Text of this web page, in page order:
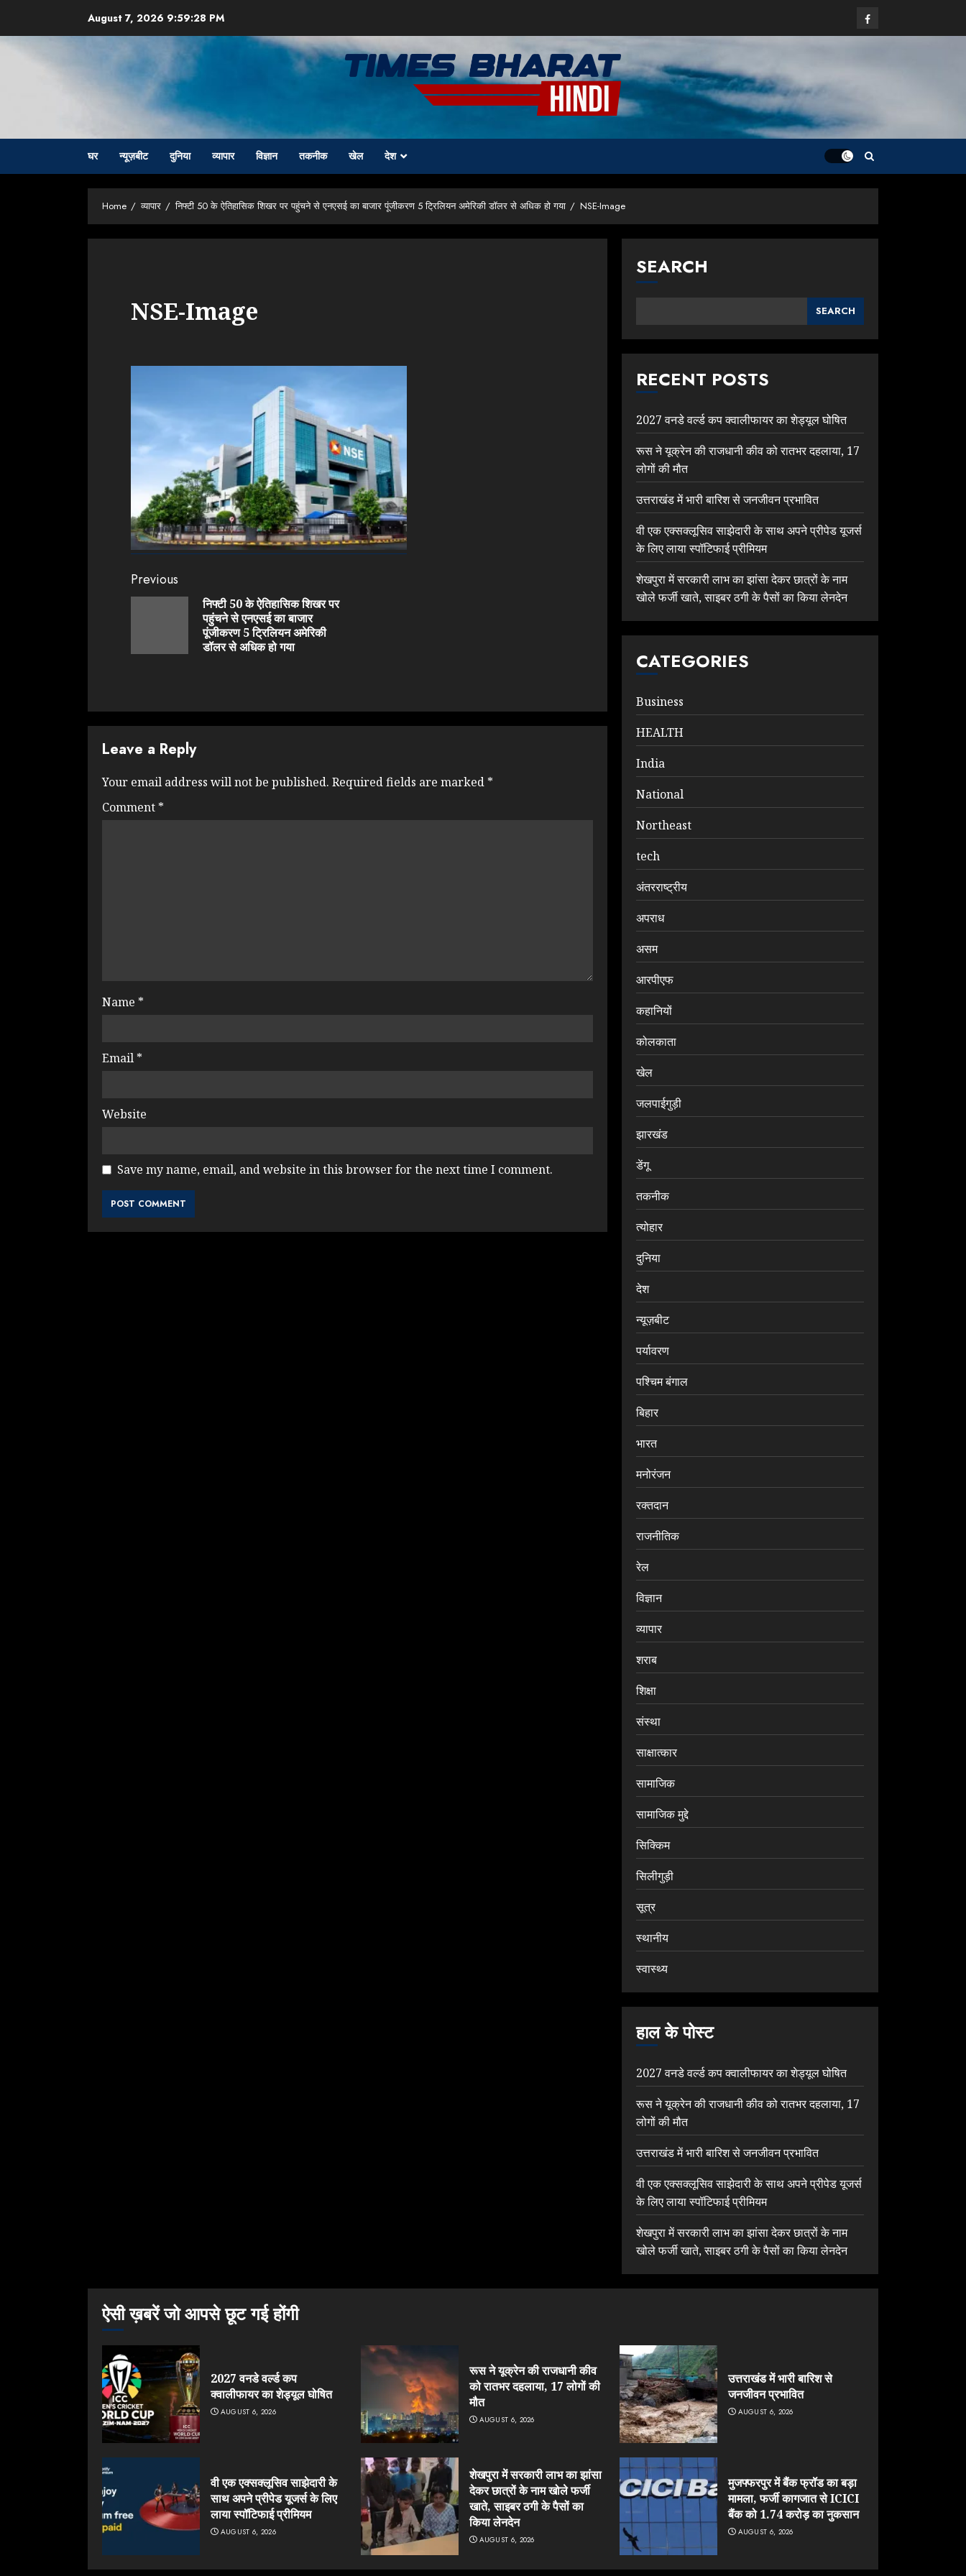
content
August 7, 2026 9:59:29 PM Facebook
घर न्यूज़बीट दुनिया व्यापार विज्ञान तकनीक खेल देश
Home व्यापार निफ्टी 50 के ऐतिहासिक शिखर पर पहुंचने से एनएसई का बाजार पूंजीकरण 5 ट्रिलियन अमेरिकी डॉलर से अधिक हो गया NSE-Image
NSE-Image
Continue
Reading
Previous
निफ्टी 50 के ऐतिहासिक शिखर पर
पहुंचने से एनएसई का बाजार
पूंजीकरण 5 ट्रिलियन अमेरिकी
डॉलर से अधिक हो गया
Leave a Reply
Your email address will not be published. Required fields are marked *
Comment *
Name *
Email *
Website
Save my name, email, and website in this browser for the next time I comment.
SEARCH
SEARCH
RECENT POSTS
2027 वनडे वर्ल्ड कप क्वालीफायर का शेड्यूल घोषित
रूस ने यूक्रेन की राजधानी कीव को रातभर दहलाया, 17
लोगों की मौत
उत्तराखंड में भारी बारिश से जनजीवन प्रभावित
वी एक एक्सक्लूसिव साझेदारी के साथ अपने प्रीपेड यूजर्स
के लिए लाया स्पॉटिफाई प्रीमियम
शेखपुरा में सरकारी लाभ का झांसा देकर छात्रों के नाम
खोले फर्जी खाते, साइबर ठगी के पैसों का किया लेनदेन
CATEGORIES
Business
HEALTH
India
National
Northeast
tech
अंतरराष्ट्रीय
अपराध
असम
आरपीएफ
कहानियों
कोलकाता
खेल
जलपाईगुड़ी
झारखंड
डेंगू
तकनीक
त्योहार
दुनिया
देश
न्यूज़बीट
पर्यावरण
पश्चिम बंगाल
बिहार
भारत
मनोरंजन
रक्तदान
राजनीतिक
रेल
विज्ञान
व्यापार
शराब
शिक्षा
संस्था
साक्षात्कार
सामाजिक
सामाजिक मुद्दे
सिक्किम
सिलीगुड़ी
सूत्र
स्थानीय
स्वास्थ्य
हाल के पोस्ट
2027 वनडे वर्ल्ड कप क्वालीफायर का शेड्यूल घोषित
रूस ने यूक्रेन की राजधानी कीव को रातभर दहलाया, 17
लोगों की मौत
उत्तराखंड में भारी बारिश से जनजीवन प्रभावित
वी एक एक्सक्लूसिव साझेदारी के साथ अपने प्रीपेड यूजर्स
के लिए लाया स्पॉटिफाई प्रीमियम
शेखपुरा में सरकारी लाभ का झांसा देकर छात्रों के नाम
खोले फर्जी खाते, साइबर ठगी के पैसों का किया लेनदेन
ऐसी ख़बरें जो आपसे छूट गई होंगी
2027 वनडे वर्ल्ड कप
क्वालीफायर का शेड्यूल घोषित
AUGUST 6, 2026
रूस ने यूक्रेन की राजधानी कीव
को रातभर दहलाया, 17 लोगों की
मौत
AUGUST 6, 2026
उत्तराखंड में भारी बारिश से
जनजीवन प्रभावित
AUGUST 6, 2026
वी एक एक्सक्लूसिव साझेदारी के
साथ अपने प्रीपेड यूजर्स के लिए
लाया स्पॉटिफाई प्रीमियम
AUGUST 6, 2026
शेखपुरा में सरकारी लाभ का झांसा
देकर छात्रों के नाम खोले फर्जी
खाते, साइबर ठगी के पैसों का
किया लेनदेन
AUGUST 6, 2026
मुजफ्फरपुर में बैंक फ्रॉड का बड़ा
मामला, फर्जी कागजात से ICICI
बैंक को 1.74 करोड़ का नुकसान
AUGUST 6, 2026